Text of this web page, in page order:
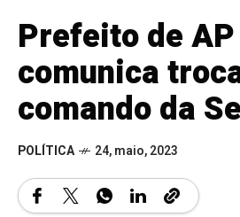
Prefeito de AP
comunica
comando da
POLÍTICA 24, maio, 2023